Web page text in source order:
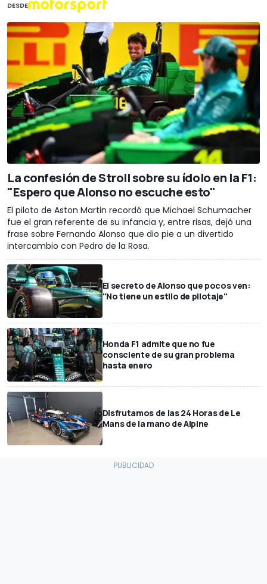
DESDE
La confesión de Stroll sobre su ídolo en la F1:
"Espero que Alonso no escuche esto"
El piloto de Aston Martin recordó que Michael Schumacher
fue el gran referente de su infancia y, entre risas, dejó una
frase sobre Fernando Alonso que dio pie a un divertido
intercambio con Pedro de la Rosa.
El secreto de Alonso que pocos ven:
"No tiene un estilo de pilotaje"
Honda F1 admite que no fue
consciente de su gran problema
hasta enero
Disfrutamos de las 24 Horas de Le
Mans de la mano de Alpine